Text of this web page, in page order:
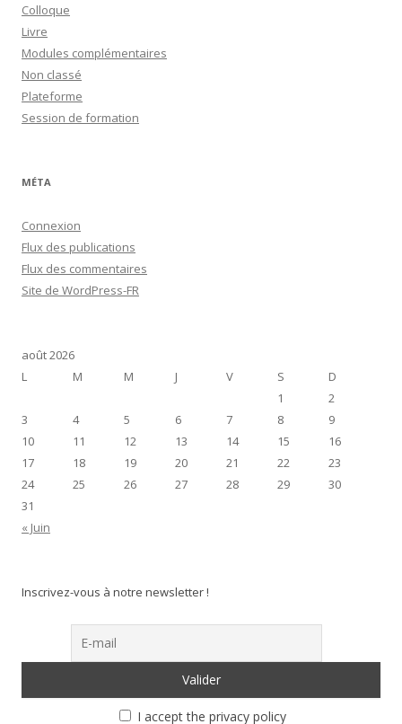
Colloque
Livre
Modules complémentaires
Non classé
Plateforme
Session de formation
MÉTA
Connexion
Flux des publications
Flux des commentaires
Site de WordPress-FR
août 2026
L
M M J V S
D
1
2
3
4 5 6 7 8
9
10
11 12 13 14 15
16
17
18 19 20 21 22
23
24
25 26 27 28 29
30
31
« Juin
Inscrivez-vous à notre newsletter !
I accept the privacy policy